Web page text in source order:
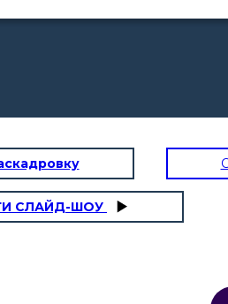
СЛАЙД-ШОУ